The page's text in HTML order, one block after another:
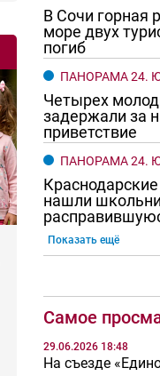
В Сочи горная
море двух
погиб
ПАНОРАМА 24.
Четырех
задержали за
приветствие
ПАНОРАМА 24.
нашли
Показать ещё
Самое
29.06.2026 18:48
На съезде